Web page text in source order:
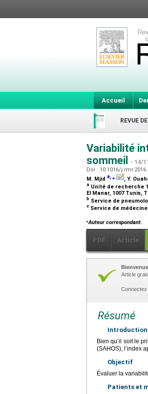
Accueil
REVUE
Variabilité
sommeil
- 14/
Doi : 10.1016/
M. Mjid a,⁎ , Y.
a Unité de recherche
El Manar, 1007 Tunis,
b Service de
c Service de
⁎Auteur correspondant.
PDF Article
Article
Résumé
Introduction
Bien qu’il soit le
(SAHOS), l’index
Objectif
Évaluer la
Patients et